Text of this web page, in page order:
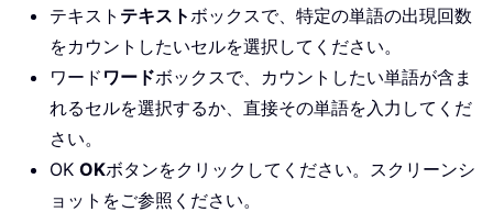
テキスト テキスト ボックスで、特定の単語の出現回数
をカウントしたいセルを選択してください。
ワード ワードボックスで、カウントしたい単語が含ま
れるセルを選択するか、直接その単語を入力してくだ
さい。
OK OKボタンをクリックしてください。スクリーンシ
ョットをご参照ください。